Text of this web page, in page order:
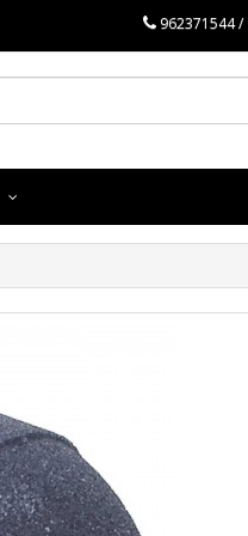
962371544